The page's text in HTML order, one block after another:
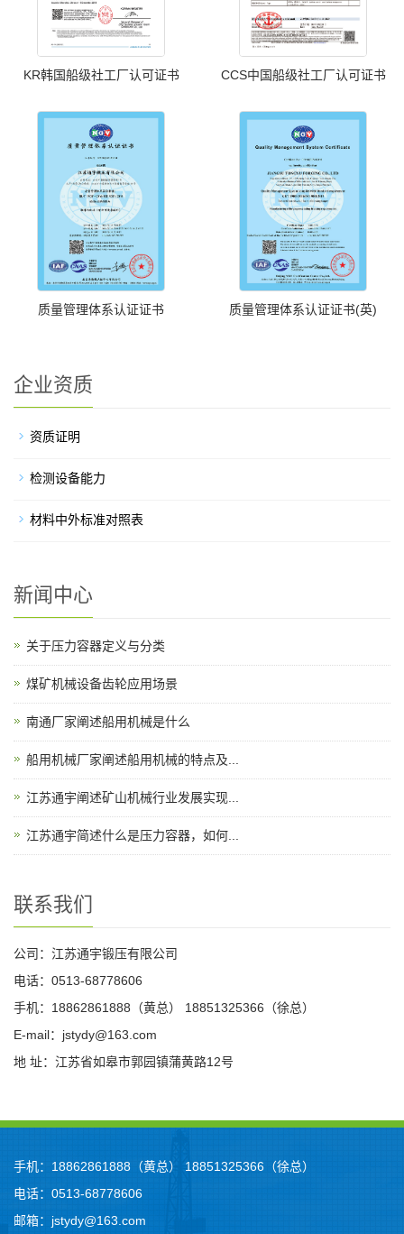
KR韩国船级社工厂认可证书 CCS中国船级社工厂认可证书
质量管理体系认证证书 质量管理体系认证证书(英)
企业资质
资质证明
检测设备能力
材料中外标准对照表
新闻中心
关于压力容器定义与分类
煤矿机械设备齿轮应用场景
南通厂家阐述船用机械是什么
船用机械厂家阐述船用机械的特点及...
江苏通宇阐述矿山机械行业发展实现...
江苏通宇简述什么是压力容器，如何...
联系我们
公司：江苏通宇锻压有限公司
电话：0513-68778606
手机：18862861888（黄总） 18851325366（徐总）
E-mail：jstydy@163.com
地 址：江苏省如皋市郭园镇蒲黄路12号
手机：18862861888（黄总） 18851325366（徐总）
电话：0513-68778606
邮箱：jstydy@163.com